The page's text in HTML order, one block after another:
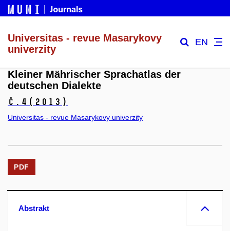
Universitas - revue Masarykovy
univerzity
EN
Kleiner Mährischer Sprachatlas der
deutschen Dialekte
č.4 (2013)
Universitas - revue Masarykovy univerzity
PDF
Abstrakt